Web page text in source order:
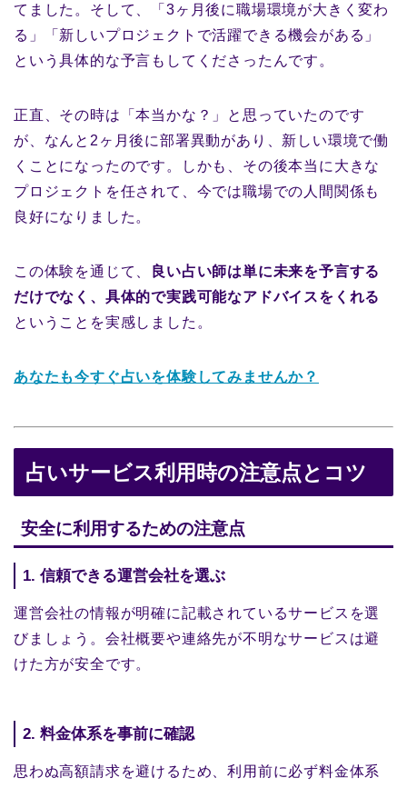
てました。そして、「3ヶ月後に職場環境が大きく変わ
る」「新しいプロジェクトで活躍できる機会がある」
という具体的な予言もしてくださったんです。
正直、その時は「本当かな？」と思っていたのです
が、なんと2ヶ月後に部署異動があり、新しい環境で働
くことになったのです。しかも、その後本当に大きな
プロジェクトを任されて、今では職場での人間関係も
良好になりました。
この体験を通じて、
良い占い師は単に未来を予言する
だけでなく、具体的で実践可能なアドバイスをくれる
ということを実感しました。
あなたも今すぐ占いを体験してみませんか？
占いサービス利用時の注意点とコツ
安全に利用するための注意点
1. 信頼できる運営会社を選ぶ
運営会社の情報が明確に記載されているサービスを選
びましょう。会社概要や連絡先が不明なサービスは避
けた方が安全です。
2. 料金体系を事前に確認
思わぬ高額請求を避けるため、利用前に必ず料金体系